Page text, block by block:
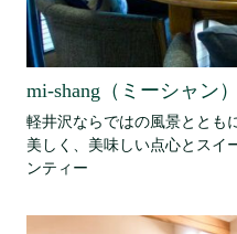
mi-shang（ミーシャン）
軽井沢ならではの風景ととも
美しく、美味しい点心とスイ
ンティー